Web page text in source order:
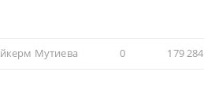
Мутиева 0 179 284